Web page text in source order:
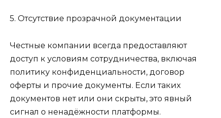
5. Отсутствие прозрачной документации
Честные компании всегда предоставляют
доступ к условиям сотрудничества, включая
политику конфиденциальности, договор
оферты и прочие документы. Если таких
документов нет или они скрыты, это явный
сигнал о ненадёжности платформы.